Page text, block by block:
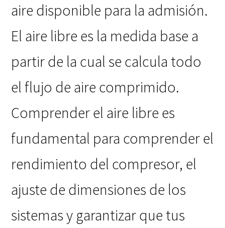
aire disponible para la admisión.
El aire libre es la medida base a
partir de la cual se calcula todo
el flujo de aire comprimido.
Comprender el aire libre es
fundamental para comprender el
rendimiento del compresor, el
ajuste de dimensiones de los
sistemas y garantizar que tus